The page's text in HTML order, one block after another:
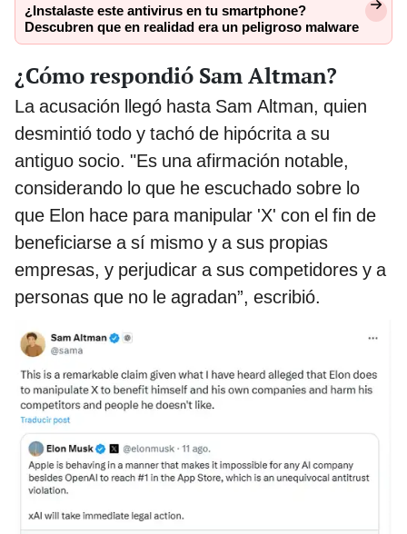
¿Instalaste este antivirus en tu smartphone?
Descubren que en realidad era un peligroso malware
¿Cómo respondió Sam Altman?
La acusación llegó hasta Sam Altman, quien
desmintió todo y tachó de hipócrita a su
antiguo socio. "Es una afirmación notable,
considerando lo que he escuchado sobre lo
que Elon hace para manipular 'X' con el fin de
beneficiarse a sí mismo y a sus propias
empresas, y perjudicar a sus competidores y a
personas que no le agradan”, escribió.